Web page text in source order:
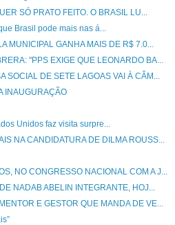
SÓ PRATO FEITO. O BRASIL LU...
Brasil pode mais nas á...
MUNICIPAL GANHA MAIS DE R$ 7.0...
"PPS EXIGE QUE LEONARDO BA...
SOCIAL DE SETE LAGOAS VAI À CÂM...
INAUGURAÇÃO
Unidos faz visita surpre...
NA CANDIDATURA DE DILMA ROUSS...
NO CONGRESSO NACIONAL COM A J...
NADAB ABELIN INTEGRANTE, HOJ...
E GESTOR QUE MANDA DE VE...